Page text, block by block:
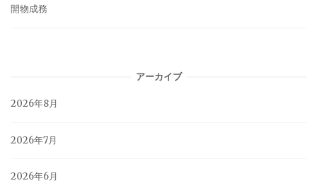
開物成務
アーカイブ
2026年8月
2026年7月
2026年6月